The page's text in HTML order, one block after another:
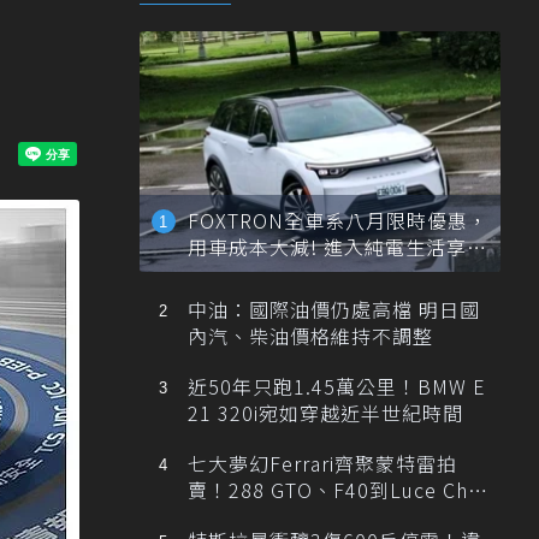
FOXTRON全車系八月限時優惠，
用車成本大減! 進入純電生活享
「零稅金＋零保養」新時代
中油：國際油價仍處高檔 明日國
內汽、柴油價格維持不調整
近50年只跑1.45萬公里！BMW E
21 320i宛如穿越近半世紀時間
七大夢幻Ferrari齊聚蒙特雷拍
賣！288 GTO、F40到Luce Cha